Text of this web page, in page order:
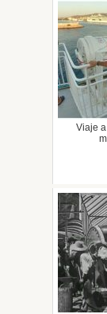
Viaje